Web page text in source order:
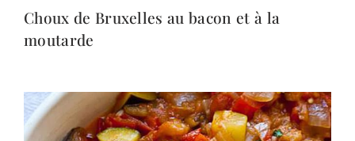
Choux de Bruxelles au bacon et à la
moutarde